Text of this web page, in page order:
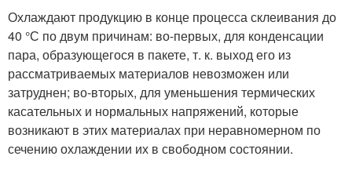
Охлаждают продукцию в конце процесса склеивания до
40 °С по двум причинам: во-первых, для конденсации
пара, образующегося в пакете, т. к. выход его из
рассматриваемых материалов невозможен или
затруднен; во-вторых, для уменьшения термических
касательных и нормальных напряжений, которые
возникают в этих материалах при неравномерном по
сечению охлаждении их в свободном состоянии.